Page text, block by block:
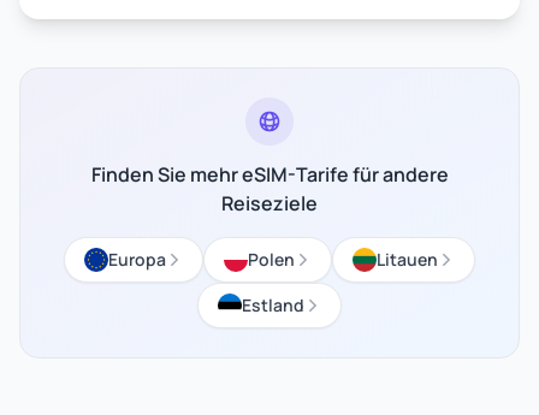
Finden Sie mehr eSIM-Tarife für andere
Reiseziele
Europa Polen
Litauen
Estland